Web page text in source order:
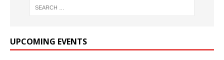
UPCOMING EVENTS